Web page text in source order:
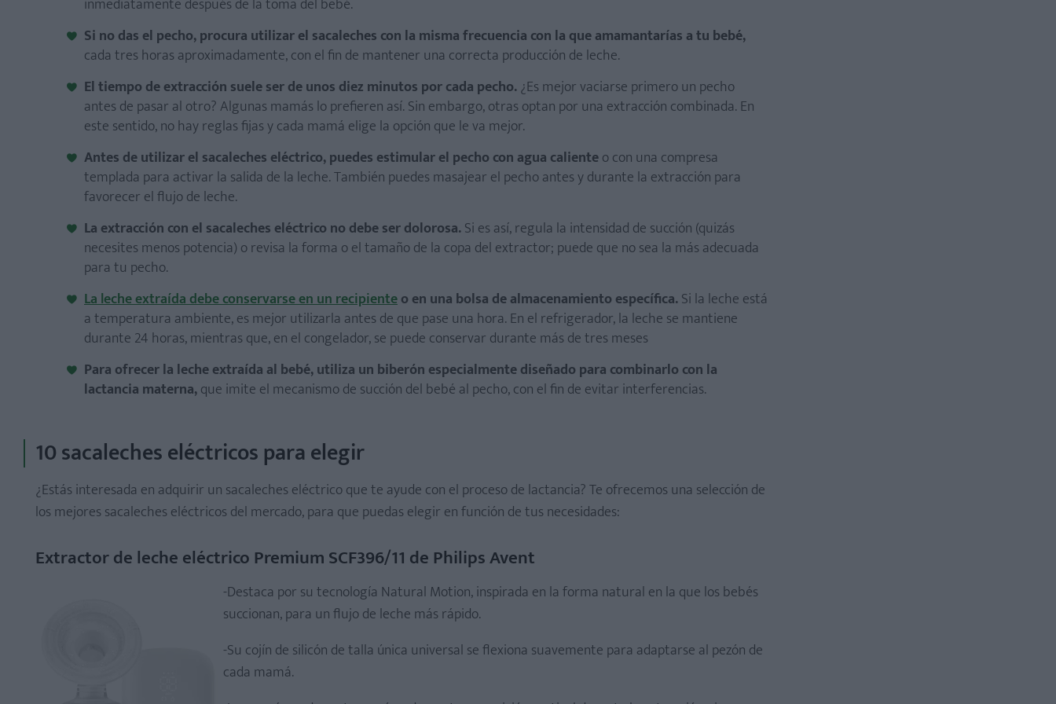
inmediatamente después de la toma del bebé.
Si no das el pecho, procura utilizar el sacaleches con la misma frecuencia con la que amamantarías a tu bebé,
cada tres horas aproximadamente, con el fin de mantener una correcta producción de leche.
El tiempo de extracción suele ser de unos diez minutos por cada pecho.¿Es mejor vaciarse primero un pecho
antes de pasar al otro? Algunas mamás lo prefieren así. Sin embargo, otras optan por una extracción combinada. En
este sentido, no hay reglas fijas y cada mamá elige la opción que le va mejor.
Antes de utilizar el sacaleches eléctrico, puedes estimular el pecho con agua calienteo con una compresa
templada para activar la salida de la leche. También puedes masajear el pecho antes y durante la extracción para
favorecer el flujo de leche.
La extracción con el sacaleches eléctrico no debe ser dolorosa.Si es así, regula la intensidad de succión (quizás
necesites menos potencia) o revisa la forma o el tamaño de la copa del extractor; puede que no sea la más adecuada
para tu pecho.
La leche extraída debe conservarse en un recipienteo en una bolsa de almacenamiento específica.Si la leche está
a temperatura ambiente, es mejor utilizarla antes de que pase una hora. En el refrigerador, la leche se mantiene
durante 24 horas, mientras que, en el congelador, se puede conservar durante más de tres meses
Para ofrecer la leche extraída al bebé, utiliza un biberón especialmente diseñado para combinarlo con la
lactancia materna,que imite el mecanismo de succión del bebé al pecho, con el fin de evitar interferencias.
10 sacaleches eléctricos para elegir
¿Estás interesada en adquirir un sacaleches eléctrico que te ayude con el proceso de lactancia? Te ofrecemos una selección de
los mejores sacaleches eléctricos del mercado, para que puedas elegir en función de tus necesidades:
Extractor de leche eléctrico Premium SCF396/11 de Philips Avent
-Destaca por su tecnología Natural Motion, inspirada en la forma natural en la que los bebés
succionan, para un flujo de leche más rápido.
-Su cojín de silicón de talla única universal se flexiona suavemente para adaptarse al pezón de
cada mamá.